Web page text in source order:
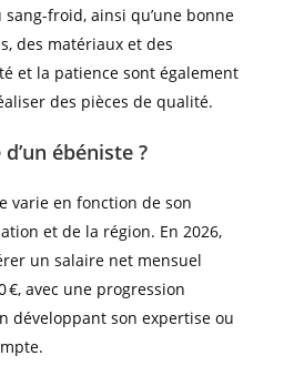
froid, ainsi qu’une bonne
des matériaux et des
et la patience sont également
des pièces de qualité.
ébéniste ?
varie en fonction de son
et de la région. En 2026,
un salaire net mensuel
€, avec une progression
développant son expertise ou